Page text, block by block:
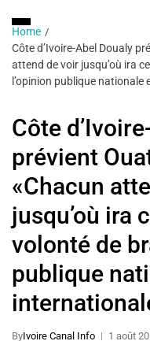
Home
Côte d’Ivoire-Abel Doualy
attend de voir jusqu’où ira
l’opinion publique nationale
Côte
prévient
«Chacun
jusqu’où ira
volonté de
publique
ByIvoire Canal Info 1 août